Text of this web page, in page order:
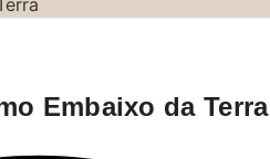
Embaixo da Terra